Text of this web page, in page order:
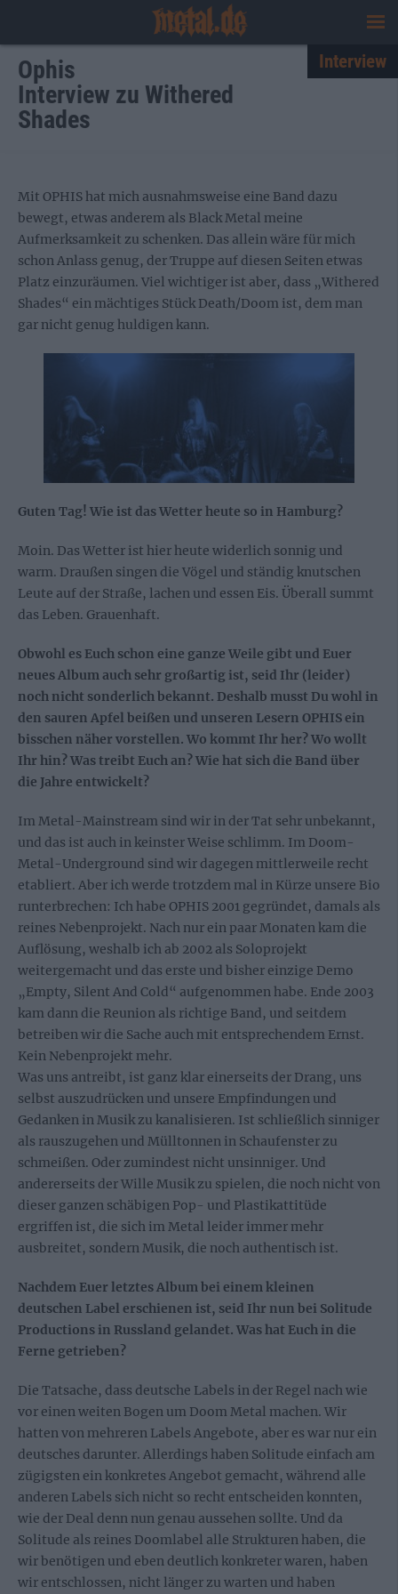
Ophis
Interview zu Withered
Shades
Interview
Mit OPHIS hat mich ausnahmsweise eine Band dazu
bewegt, etwas anderem als Black Metal meine
Aufmerksamkeit zu schenken. Das allein wäre für mich
schon Anlass genug, der Truppe auf diesen Seiten etwas
Platz einzuräumen. Viel wichtiger ist aber, dass „Withered
Shades“ ein mächtiges Stück Death/Doom ist, dem man
gar nicht genug huldigen kann.
Guten Tag! Wie ist das Wetter heute so in Hamburg?
Moin. Das Wetter ist hier heute widerlich sonnig und
warm. Draußen singen die Vögel und ständig knutschen
Leute auf der Straße, lachen und essen Eis. Überall summt
das Leben. Grauenhaft.
Obwohl es Euch schon eine ganze Weile gibt und Euer
neues Album auch sehr großartig ist, seid Ihr (leider)
noch nicht sonderlich bekannt. Deshalb musst Du wohl in
den sauren Apfel beißen und unseren Lesern OPHIS ein
bisschen näher vorstellen. Wo kommt Ihr her? Wo wollt
Ihr hin? Was treibt Euch an? Wie hat sich die Band über
die Jahre entwickelt?
Im Metal-Mainstream sind wir in der Tat sehr unbekannt,
und das ist auch in keinster Weise schlimm. Im Doom-
Metal-Underground sind wir dagegen mittlerweile recht
etabliert. Aber ich werde trotzdem mal in Kürze unsere Bio
runterbrechen: Ich habe OPHIS 2001 gegründet, damals als
reines Nebenprojekt. Nach nur ein paar Monaten kam die
Auflösung, weshalb ich ab 2002 als Soloprojekt
weitergemacht und das erste und bisher einzige Demo
„Empty, Silent And Cold“ aufgenommen habe. Ende 2003
kam dann die Reunion als richtige Band, und seitdem
betreiben wir die Sache auch mit entsprechendem Ernst.
Kein Nebenprojekt mehr.
Was uns antreibt, ist ganz klar einerseits der Drang, uns
selbst auszudrücken und unsere Empfindungen und
Gedanken in Musik zu kanalisieren. Ist schließlich sinniger
als rauszugehen und Mülltonnen in Schaufenster zu
schmeißen. Oder zumindest nicht unsinniger. Und
andererseits der Wille Musik zu spielen, die noch nicht von
dieser ganzen schäbigen Pop- und Plastikattitüde
ergriffen ist, die sich im Metal leider immer mehr
ausbreitet, sondern Musik, die noch authentisch ist.
Nachdem Euer letztes Album bei einem kleinen
deutschen Label erschienen ist, seid Ihr nun bei Solitude
Productions in Russland gelandet. Was hat Euch in die
Ferne getrieben?
Die Tatsache, dass deutsche Labels in der Regel nach wie
vor einen weiten Bogen um Doom Metal machen. Wir
hatten von mehreren Labels Angebote, aber es war nur ein
deutsches darunter. Allerdings haben Solitude einfach am
zügigsten ein konkretes Angebot gemacht, während alle
anderen Labels sich nicht so recht entscheiden konnten,
wie der Deal denn nun genau aussehen sollte. Und da
Solitude als reines Doomlabel alle Strukturen haben, die
wir benötigen und eben deutlich konkreter waren, haben
wir entschlossen, nicht länger zu warten und haben